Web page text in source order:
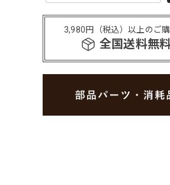
3,980円（税込）以上のご
全国送料無